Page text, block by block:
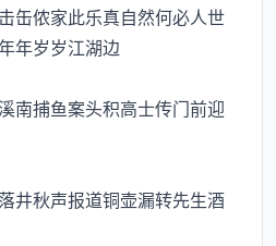
缶侬家此乐真自然何必人世
年岁岁江湖边
捕鱼案头积高士传门前迎
秋声报道铜壶漏转先生酒